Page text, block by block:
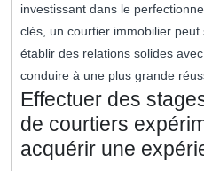
investissant dans le
clés, un courtier immobilier
établir des relations solides
conduire à une plus grande
Effectuer des
de courtiers
acquérir une